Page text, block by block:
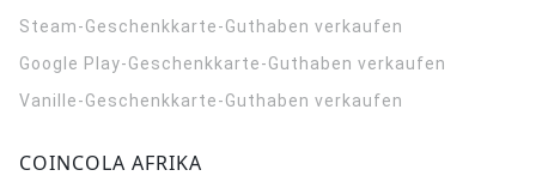
Steam-Geschenkkarte-Guthaben verkaufen
Google Play-Geschenkkarte-Guthaben verkaufen
Vanille-Geschenkkarte-Guthaben verkaufen
COINCOLA AFRIKA